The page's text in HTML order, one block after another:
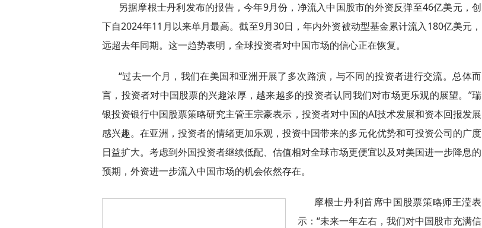
另据摩根士丹利发布的报告，今年9月份，净流入中国股市的外资反弹至46亿美元，创
下自2024年11月以来单月最高。截至9月30日，年内外资被动型基金累计流入180亿美元，
远超去年同期。这一趋势表明，全球投资者对中国市场的信心正在恢复。
“过去一个月，我们在美国和亚洲开展了多次路演，与不同的投资者进行交流。总体而
言，投资者对中国股票的兴趣浓厚，越来越多的投资者认同我们对市场更乐观的展望。”瑞
银投资银行中国股票策略研究主管王宗豪表示，投资者对中国的AI技术发展和资本回报发展
感兴趣。在亚洲，投资者的情绪更加乐观，投资中国带来的多元化优势和可投资公司的广度
日益扩大。考虑到外国投资者继续低配、估值相对全球市场更便宜以及对美国进一步降息的
预期，外资进一步流入中国市场的机会依然存在。
摩根士丹利首席中国股票策略师王滢表
示：“未来一年左右，我们对中国股市充满信